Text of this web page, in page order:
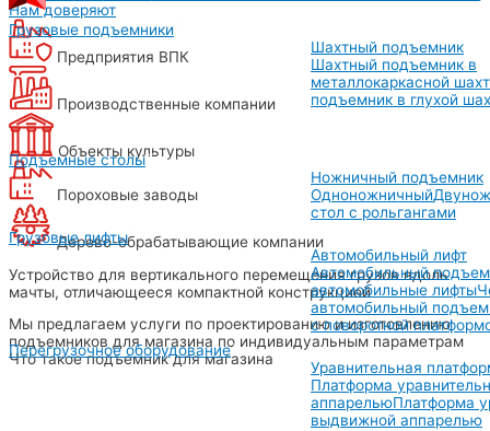
Грузовые подъемники
Шахтный подъемник
Шахтный подъемник в
металлокаркасной
подъемник в глухой
Подъемные столы
Ножничный подъемник
Одноножничный
стол с рольгангами
Грузовые лифты
Автомобильный лифт
Автомобильный
автомобильные лифты
автомобильный
с поворотной
Перегрузочное оборудование
Уравнительная
Платформа
аппарельюПлатформа
выдвижной аппарелью
Нам доверяют
Предприятия ВПК
Производственные компании
Объекты культуры
Пороховые заводы
Дерево-обрабатывающие компании
Устройство для вертикального перемещения грузов вдоль
мачты, отличающееся компактной конструкцией
Мы предлагаем услуги по проектированию и изготовлению
подъемников для магазина по индивидуальным параметрам
Что такое подъемник для магазина